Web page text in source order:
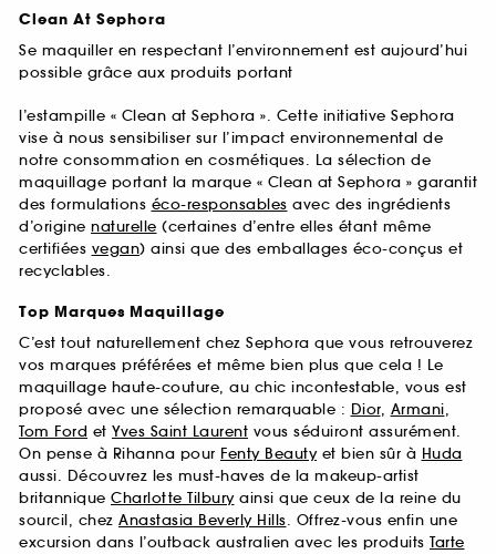
Clean At Sephora
Se maquiller en respectant l’environnement est aujourd’hui
possible grâce aux produits portant
l’estampille « Clean at Sephora ». Cette initiative Sephora
vise à nous sensibiliser sur l’impact environnemental de
notre consommation en cosmétiques. La sélection de
maquillage portant la marque « Clean at Sephora » garantit
des formulations éco-responsables avec des ingrédients
d’origine naturelle (certaines d’entre elles étant même
certifiées vegan) ainsi que des emballages éco-conçus et
recyclables.
Top Marques Maquillage
C’est tout naturellement chez Sephora que vous retrouverez
vos marques préférées et même bien plus que cela ! Le
maquillage haute-couture, au chic incontestable, vous est
proposé avec une sélection remarquable : Dior, Armani,
Tom Ford et Yves Saint Laurent vous séduiront assurément.
On pense à Rihanna pour Fenty Beautyet bien sûr à Huda
aussi. Découvrez les must-haves de la makeup-artist
britannique Charlotte Tilburyainsi que ceux de la reine du
sourcil, chez Anastasia Beverly Hills. Offrez-vous enfin une
excursion dans l’outback australien avec les produits Tarte